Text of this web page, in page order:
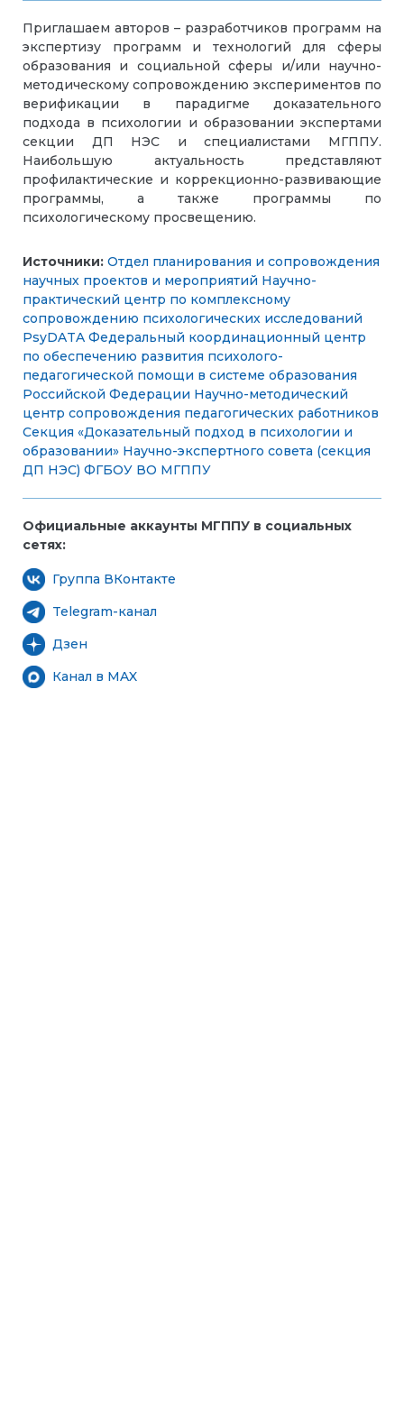
Приглашаем авторов – разработчиков программ на
экспертизу программ и технологий для сферы
образования и социальной сферы и/или научно-
методическому сопровождению экспериментов по
верификации в парадигме доказательного
подхода в психологии и образовании экспертами
секции ДП НЭС и специалистами МГППУ.
Наибольшую актуальность представляют
профилактические и коррекционно-развивающие
программы, а также программы по
психологическому просвещению.
Источники: Отдел планирования и сопровождения
научных проектов и мероприятий Научно-
практический центр по комплексному
сопровождению психологических исследований
PsyDATA Федеральный координационный центр
по обеспечению развития психолого-
педагогической помощи в системе образования
Российской Федерации Научно-методический
центр сопровождения педагогических работников
Секция «Доказательный подход в психологии и
образовании» Научно-экспертного совета (секция
ДП НЭС) ФГБОУ ВО МГППУ
Официальные аккаунты МГППУ в социальных
сетях:
Группа ВКонтакте
Telegram-канал
Дзен
Канал в MAX